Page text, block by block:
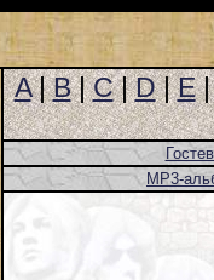
A|B|C|D|E
MP3-